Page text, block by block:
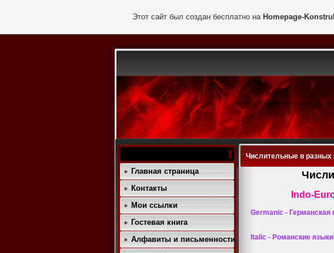
Главная страница
Контакты
Мои ссылки
Гостевая книга
Алфавиты и письменности
Числительные в разных
Indo-
Germanic - Германская
Italic - Романские языки
Этот сайт был создан бесплатно на Homepage-